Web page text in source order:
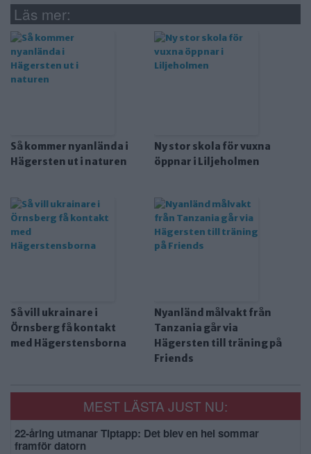
Läs mer:
Så kommer nyanlända i
Hägersten ut i naturen
Ny stor skola för vuxna
öppnar i Liljeholmen
Så vill ukrainare i
Örnsberg få kontakt
med Hägerstensborna
Nyanländ målvakt från
Tanzania går via
Hägersten till träning på
Friends
MEST LÄSTA JUST NU:
22-åring utmanar Tiptapp: Det blev en hel sommar
framför datorn